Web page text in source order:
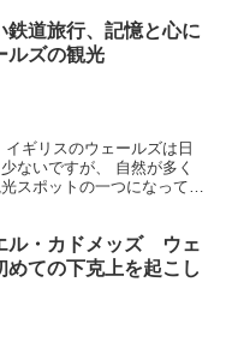
鉄道旅行、記憶と心に
ルズの観光
ギリスのウェールズは日
ないですが、 自然が多く
スポットの一つになってい
ル・カドメッズ ウェ
めての下克上を起こし